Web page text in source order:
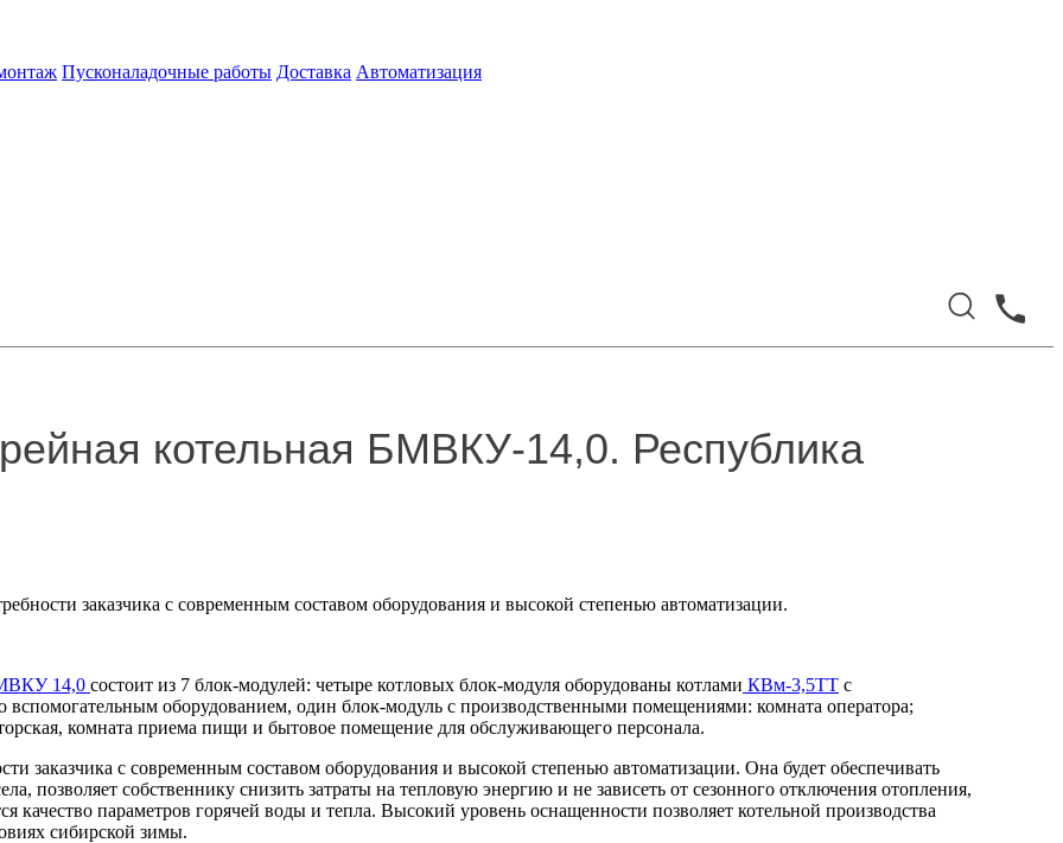
Пусконаладочные работы Доставка Автоматизация
котельная БМВКУ-14,0. Республика
заказчика с современным составом оборудования и высокой степенью автоматизации.
14,0 состоит из 7 блок-модулей: четыре котловых блок-модуля оборудованы котлами КВм-3,5ТТ с
вспомогательным оборудованием, один блок-модуль с производственными помещениями: комната оператора;
комната приема пищи и бытовое помещение для обслуживающего персонала.
заказчика с современным составом оборудования и высокой степенью автоматизации. Она будет обеспечивать
позволяет собственнику снизить затраты на тепловую энергию и не зависеть от сезонного отключения отопления,
качество параметров горячей воды и тепла. Высокий уровень оснащенности позволяет котельной производства
сибирской зимы.